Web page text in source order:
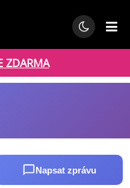
ZDARMA
Napsat zprávu